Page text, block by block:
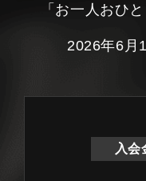
「お一人おひ
2026年6月
入会